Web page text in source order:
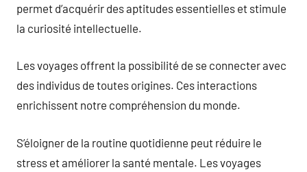
permet d’acquérir des aptitudes essentielles et stimule
la curiosité intellectuelle.
Les voyages offrent la possibilité de se connecter avec
des individus de toutes origines. Ces interactions
enrichissent notre compréhension du monde.
S’éloigner de la routine quotidienne peut réduire le
stress et améliorer la santé mentale. Les voyages